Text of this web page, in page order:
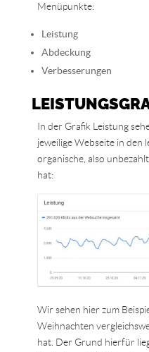
Menüpunkte:
Leistung
Abdeckung
Verbesserungen
In der Grafik Leistung
jeweilige Webseite in
organische, also
hat:
Wir sehen hier zum
Weihnachten
hat. Der Grund hierfür